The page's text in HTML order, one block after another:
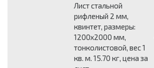
Лист стальной
рифленый 2 мм,
квинтет, размеры:
1200x2000 мм,
тонколистовой, вес 1
кв. м. 15.70 кг, цена за